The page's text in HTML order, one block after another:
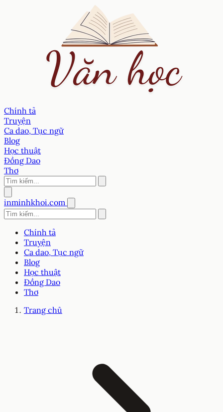
Chính tả
Truyện
Ca dao, Tục ngữ
Blog
Học thuật
Đồng Dao
Thơ
inminhkhoi.com
Chính tả
Truyện
Ca dao, Tục ngữ
Blog
Học thuật
Đồng Dao
Thơ
Trang chủ